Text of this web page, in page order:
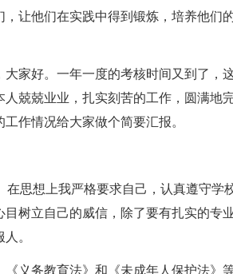
让他们在实践中得到锻炼，培养他们
家好。一年一度的考核时间又到了，
兢兢业业，扎实刻苦的工作，圆满地
作情况给大家做个简要汇报。
在思想上我严格要求自己，认真遵守学
树立自己的威信，除了要有扎实的专
。
《义务教育法》和《未成年人保护法》